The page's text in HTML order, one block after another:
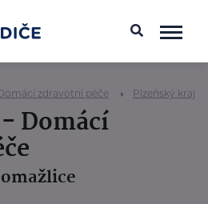
zdravotní péče Plzeňský kraj
Domácí